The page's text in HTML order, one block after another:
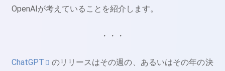
OpenAIが考えていることを紹介します。
・・・
ChatGPT
のリリースはその週の、あるいはその年の決